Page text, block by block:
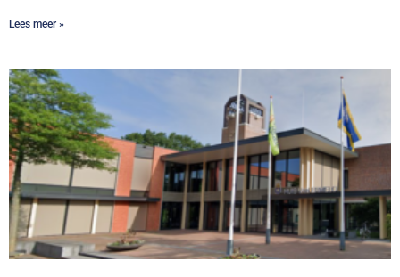
Lees meer »